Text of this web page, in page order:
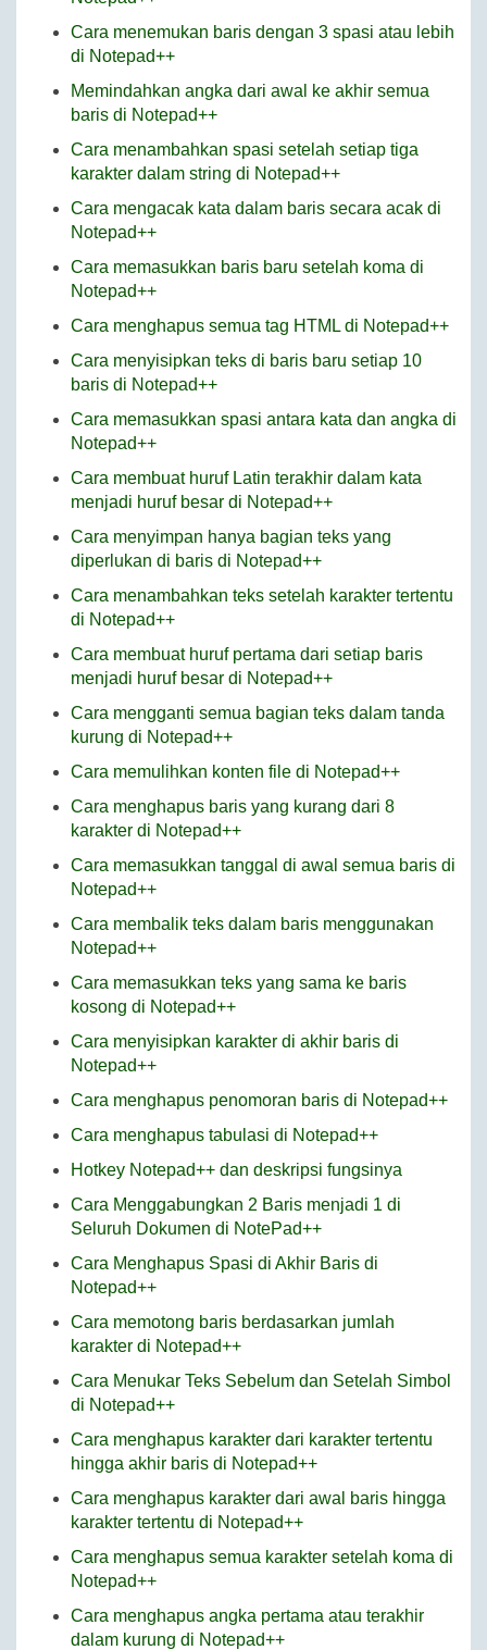
Cara menemukan baris dengan 3 spasi atau lebih
di Notepad++
Memindahkan angka dari awal ke akhir semua
baris di Notepad++
Cara menambahkan spasi setelah setiap tiga
karakter dalam string di Notepad++
Cara mengacak kata dalam baris secara acak di
Notepad++
Cara memasukkan baris baru setelah koma di
Notepad++
Cara menghapus semua tag HTML di Notepad++
Cara menyisipkan teks di baris baru setiap 10
baris di Notepad++
Cara memasukkan spasi antara kata dan angka di
Notepad++
Cara membuat huruf Latin terakhir dalam kata
menjadi huruf besar di Notepad++
Cara menyimpan hanya bagian teks yang
diperlukan di baris di Notepad++
Cara menambahkan teks setelah karakter tertentu
di Notepad++
Cara membuat huruf pertama dari setiap baris
menjadi huruf besar di Notepad++
Cara mengganti semua bagian teks dalam tanda
kurung di Notepad++
Cara memulihkan konten file di Notepad++
Cara menghapus baris yang kurang dari 8
karakter di Notepad++
Cara memasukkan tanggal di awal semua baris di
Notepad++
Cara membalik teks dalam baris menggunakan
Notepad++
Cara memasukkan teks yang sama ke baris
kosong di Notepad++
Cara menyisipkan karakter di akhir baris di
Notepad++
Cara menghapus penomoran baris di Notepad++
Cara menghapus tabulasi di Notepad++
Hotkey Notepad++ dan deskripsi fungsinya
Cara Menggabungkan 2 Baris menjadi 1 di
Seluruh Dokumen di NotePad++
Cara Menghapus Spasi di Akhir Baris di
Notepad++
Cara memotong baris berdasarkan jumlah
karakter di Notepad++
Cara Menukar Teks Sebelum dan Setelah Simbol
di Notepad++
Cara menghapus karakter dari karakter tertentu
hingga akhir baris di Notepad++
Cara menghapus karakter dari awal baris hingga
karakter tertentu di Notepad++
Cara menghapus semua karakter setelah koma di
Notepad++
Cara menghapus angka pertama atau terakhir
dalam kurung di Notepad++